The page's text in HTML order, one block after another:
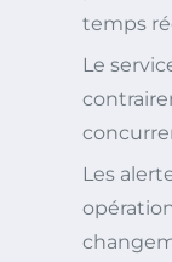
temps
Le
Les